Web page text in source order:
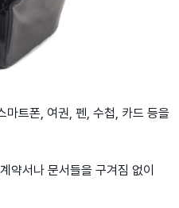
마트폰, 여권, 펜, 수첩, 카드 등을
약서나 문서들을 구겨짐 없이